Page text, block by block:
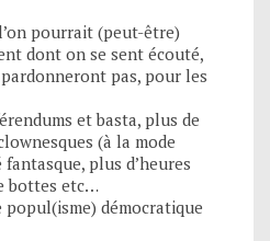
pourrait (peut-être)
dont on se sent écouté,
pas, pour les
et basta, plus de
(à la mode
plus d’heures
bottes etc…
popul(isme) démocratique